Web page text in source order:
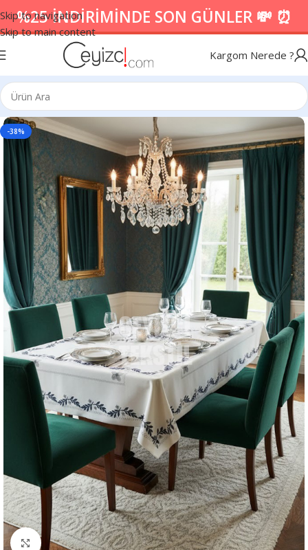
Skip to navigation
Skip to main content
%25 İNDİRİMİNDE SON GÜNLER 💸 ⏰
Kargom Nerede ?
-38%
Resmi Büyüt